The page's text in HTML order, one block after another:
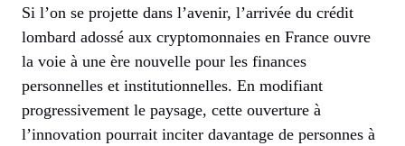
Si l’on se projette dans l’avenir, l’arrivée du crédit
lombard adossé aux cryptomonnaies en France ouvre
la voie à une ère nouvelle pour les finances
personnelles et institutionnelles. En modifiant
progressivement le paysage, cette ouverture à
l’innovation pourrait inciter davantage de personnes à